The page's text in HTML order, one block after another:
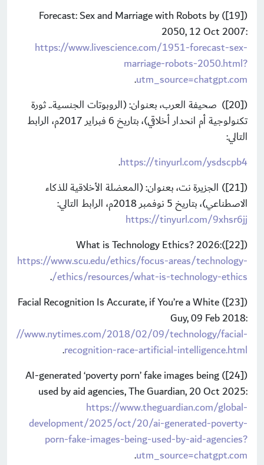
([19]) Forecast: Sex and Marriage with Robots by
2050, 12 Oct 2007:
https://www.livescience.com/1951-forecast-sex-
marriage-robots-2050.html?
utm_source=chatgpt.com
.
([20]) صحيفة العرب، بعنوان: (الروبوتات الجنسية.. ثورة
تكنولوجية أم انحدار أخلاقي)، بتاريخ 6 فبراير 2017م، الرابط
التالي:
https://tinyurl.com/ysdscpb4
.
([21]) الجزيرة نت، بعنوان: (المعضلة الأخلاقية للذكاء
الاصطناعي)، بتاريخ 5 نوفمبر 2018م، الرابط التالي:
https://tinyurl.com/9xhsr6jj
([22])What is Technology Ethics? 2026:
https://www.scu.edu/ethics/focus-areas/technology-
ethics/resources/what-is-technology-ethics/
.
([23]) Facial Recognition Is Accurate, if You’re a White
Guy, 09 Feb 2018:
www.nytimes.com/2018/02/09/technology/facial-
recognition-race-artificial-intelligence.html
.
([24]) AI-generated ‘poverty porn’ fake images being
used by aid agencies, The Guardian, 20 Oct 2025:
https://www.theguardian.com/global-
development/2025/oct/20/ai-generated-poverty-
porn-fake-images-being-used-by-aid-agencies?
utm_source=chatgpt.com
.